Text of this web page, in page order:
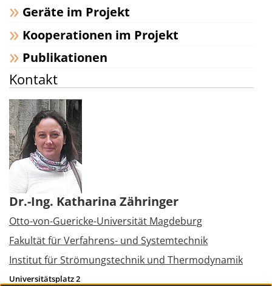
Geräte im Projekt
Kooperationen im Projekt
Publikationen
Kontakt
Dr.-Ing. Katharina Zähringer
Otto-von-Guericke-Universität Magdeburg
Fakultät für Verfahrens- und Systemtechnik
Institut für Strömungstechnik und Thermodynamik
Universitätsplatz 2